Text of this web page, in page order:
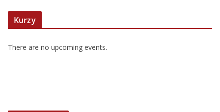
Kurzy
There are no upcoming events.